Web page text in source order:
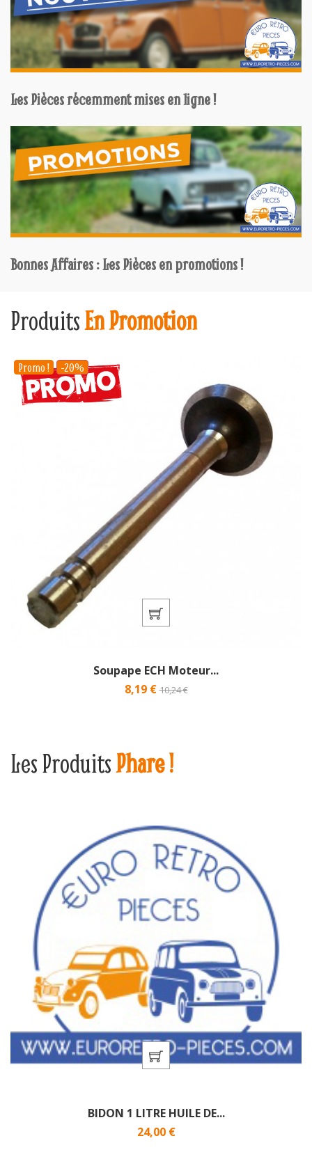
Les Pièces récemment mises en ligne !
Bonnes Affaires : Les Pièces en promotions !
ProduitsEn Promotion
Promo ! -20%
Soupape ECH Moteur...
8,19 € 10,24 €
Les ProduitsPhare !
BIDON 1 LITRE HUILE DE...
24,00 €